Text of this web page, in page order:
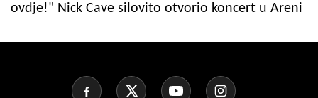
ovdje!" Nick Cave silovito otvorio koncert u Areni